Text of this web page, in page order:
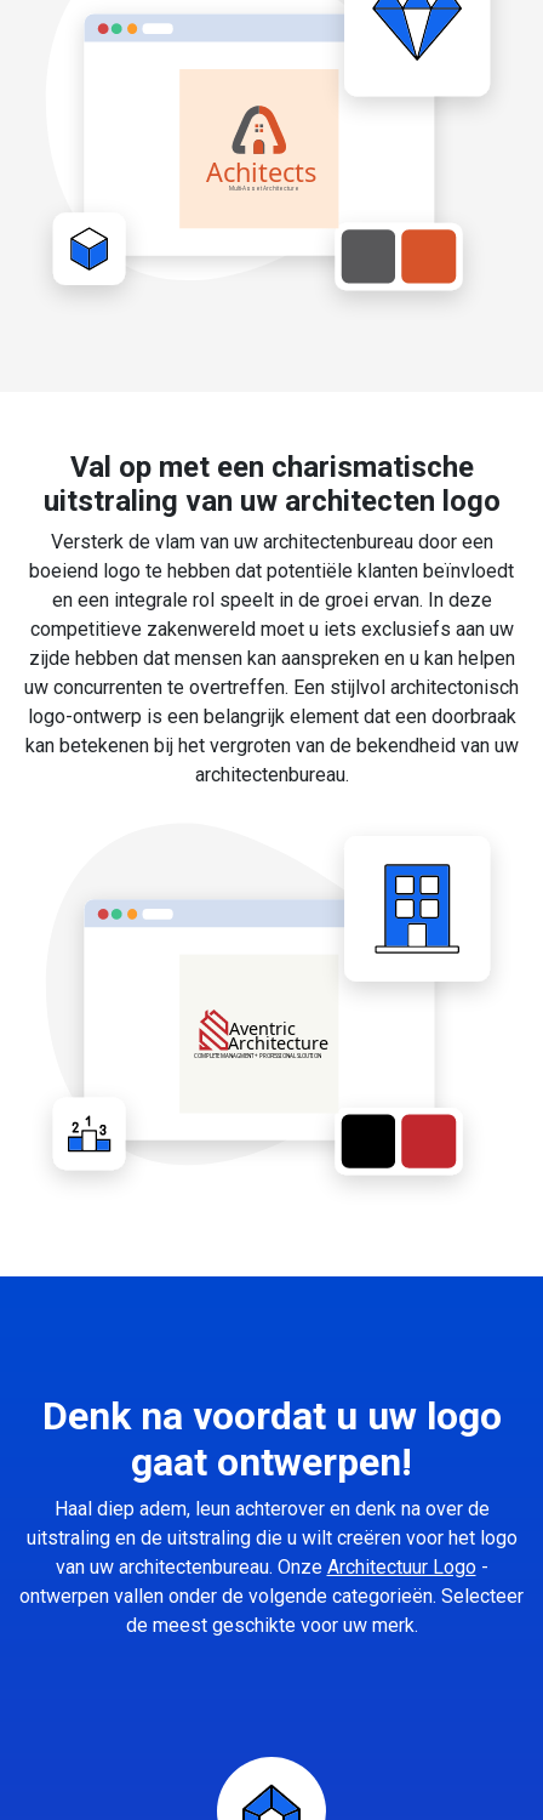
Val op met een charismatische
uitstraling van uw architecten logo
Versterk de vlam van uw architectenbureau door een
boeiend logo te hebben dat potentiële klanten beïnvloedt
en een integrale rol speelt in de groei ervan. In deze
competitieve zakenwereld moet u iets exclusiefs aan uw
zijde hebben dat mensen kan aanspreken en u kan helpen
uw concurrenten te overtreffen. Een stijlvol architectonisch
logo-ontwerp is een belangrijk element dat een doorbraak
kan betekenen bij het vergroten van de bekendheid van uw
architectenbureau.
Denk na voordat u uw logo
gaat ontwerpen!
Haal diep adem, leun achterover en denk na over de
uitstraling en de uitstraling die u wilt creëren voor het logo
van uw architectenbureau. Onze Architectuur Logo-
ontwerpen vallen onder de volgende categorieën. Selecteer
de meest geschikte voor uw merk.